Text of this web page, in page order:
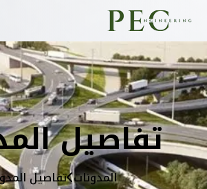
تفاصيل
المدونات تفاصيل